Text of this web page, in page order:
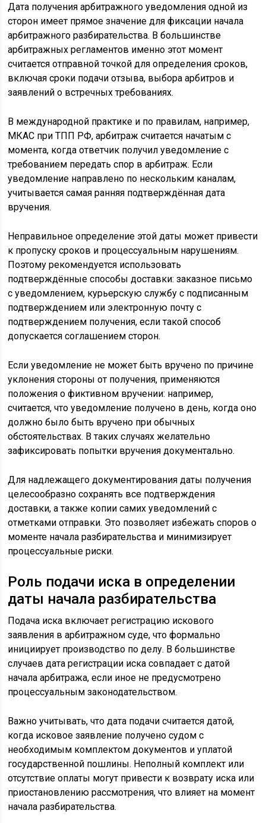
Дата получения арбитражного уведомления одной из
сторон имеет прямое значение для фиксации начала
арбитражного разбирательства. В большинстве
арбитражных регламентов именно этот момент
считается отправной точкой для определения сроков,
включая сроки подачи отзыва, выбора арбитров и
заявлений о встречных требованиях.
В международной практике и по правилам, например,
МКАС при ТПП РФ, арбитраж считается начатым с
момента, когда ответчик получил уведомление с
требованием передать спор в арбитраж. Если
уведомление направлено по нескольким каналам,
учитывается самая ранняя подтверждённая дата
вручения.
Неправильное определение этой даты может привести
к пропуску сроков и процессуальным нарушениям.
Поэтому рекомендуется использовать
подтверждённые способы доставки: заказное письмо
с уведомлением, курьерскую службу с подписанным
подтверждением или электронную почту с
подтверждением получения, если такой способ
допускается соглашением сторон.
Если уведомление не может быть вручено по причине
уклонения стороны от получения, применяются
положения о фиктивном вручении: например,
считается, что уведомление получено в день, когда оно
должно было быть вручено при обычных
обстоятельствах. В таких случаях желательно
зафиксировать попытки вручения документально.
Для надлежащего документирования даты получения
целесообразно сохранять все подтверждения
доставки, а также копии самих уведомлений с
отметками отправки. Это позволяет избежать споров о
моменте начала разбирательства и минимизирует
процессуальные риски.
Роль подачи иска в определении
даты начала разбирательства
Подача иска включает регистрацию искового
заявления в арбитражном суде, что формально
инициирует производство по делу. В большинстве
случаев дата регистрации иска совпадает с датой
начала арбитража, если иное не предусмотрено
процессуальным законодательством.
Важно учитывать, что дата подачи считается датой,
когда исковое заявление получено судом с
необходимым комплектом документов и уплатой
государственной пошлины. Неполный комплект или
отсутствие оплаты могут привести к возврату иска или
приостановлению рассмотрения, что влияет на момент
начала разбирательства.